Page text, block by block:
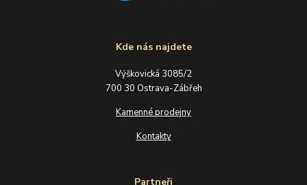
Kde nás najdete
Výškovická 3085/2
700 30 Ostrava-Zábřeh
Kamenné prodejny
Kontakty
Partneři